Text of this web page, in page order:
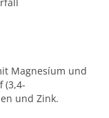
Magnesíum und
(3,4-
und Zink.